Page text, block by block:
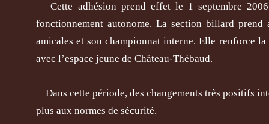
Cette adhésion prend effet le 1 septembre
fonctionnement autonome. La section billard
amicales et son championnat interne. Elle renforce
avec l’espace jeune de Château-Thébaud.
Dans cette période, des changements très positifs
plus aux normes de sécurité.